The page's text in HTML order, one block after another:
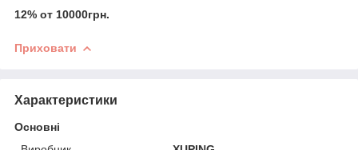
12% от 10000грн.
Приховати
Характеристики
Основні